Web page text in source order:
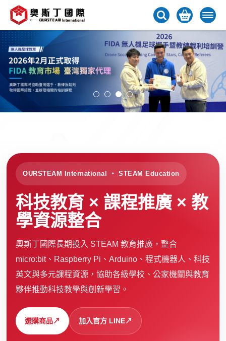
OURSTEAM International ・ STEAM Education
科技教育 × 課程推廣 × 教
學資源整合
奧斯丁國際長期投入 STEAM 教育推廣，整合
micro:bit、Raspberry Pi、Arduino、程式機器人、科技
英文與多元課程資源，協助各級學校、公家機關與教育
夥伴推動科技教學與創新學習。
選購商品↗ 加入官方 LINE↗